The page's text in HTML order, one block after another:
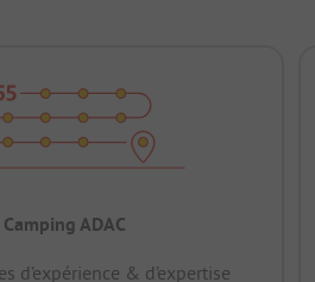
Camping ADAC
d’expérience & d’expertise